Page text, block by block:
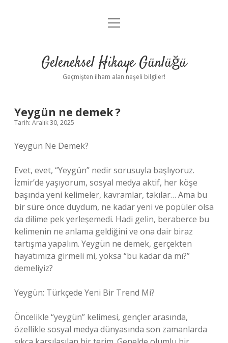
Anasayfa
Yasal Uyarı
menüyü
Geleneksel Hikaye Günlüğü
Geçmişten ilham alan neşeli bilgiler!
Yeygün ne demek ?
Tarih: Aralık 30, 2025
Yeygün Ne Demek?
Evet, evet, “Yeygün” nedir sorusuyla başlıyoruz.
İzmir’de yaşıyorum, sosyal medya aktif, her köşe
başında yeni kelimeler, kavramlar, takılar… Ama bu
bir süre önce duydum, ne kadar yeni ve popüler olsa
da dilime pek yerleşemedi. Hadi gelin, beraberce bu
kelimenin ne anlama geldiğini ve ona dair biraz
tartışma yapalım. Yeygün ne demek, gerçekten
hayatımıza girmeli mi, yoksa “bu kadar da mı?”
demeliyiz?
Yeygün: Türkçede Yeni Bir Trend Mi?
Öncelikle “yeygün” kelimesi, gençler arasında,
özellikle sosyal medya dünyasında son zamanlarda